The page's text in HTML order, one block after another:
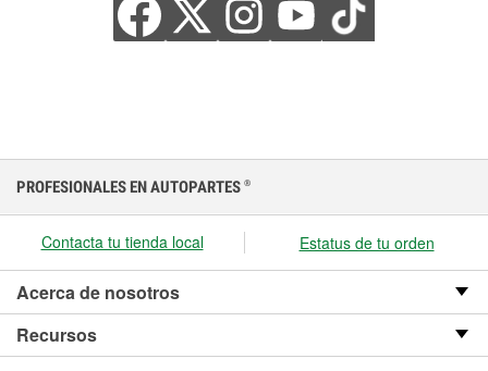
PROFESIONALES EN AUTOPARTES ®
Contacta tu tienda local Estatus de tu orden
Acerca de nosotros
Recursos